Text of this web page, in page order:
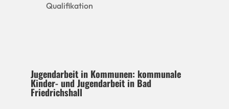
Qualifikation
Jugendarbeit in Kommunen: kommunale
Kinder- und Jugendarbeit in Bad
Friedrichshall